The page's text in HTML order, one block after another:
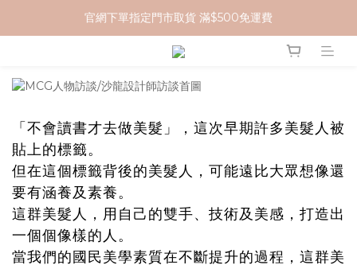
加入 MCG 會員｜即贈 $100 購物金
官網下單指定門市取貨 滿$500免運費
加入 MCG 會員｜即贈 $100 購物金
「不會讀書才去做美髮」，這次早期許多美髮人被
貼上的標籤。
但在這個標籤背後的美髮人，可能遠比大眾想像還
要有涵養及素養。
這群美髮人，用自己的雙手、技術及美感，打造出
一個個像樣的人。
當我們的國民美學素質在不斷提升的過程，這群美